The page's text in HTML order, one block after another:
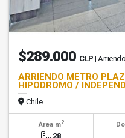
$289.000 CLP | Arriendo
ARRIENDO METRO
HIPODROMO /
Chile
Área m2
28